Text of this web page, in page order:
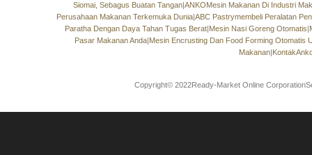
Siomai, Sebagus Buatan Tangan|ANKOMesin Makanan Di Industri
Perusahaan Makanan Terkemuka Dunia|ABC Pastrymembeli Peralatan
Paratha Dengan Daya Tahan Tugas Berat|Mesin Nasi Goreng Otomatis|
Pasar Makanan Anda|Mesin Encrusting Dan Food Forming Otomatis
Makanan|
Copyright© 2022Ready-Market Online